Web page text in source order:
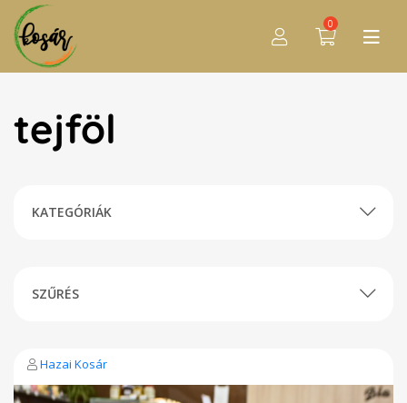
0
tejföl
KATEGÓRIÁK
SZŰRÉS
Hazai Kosár